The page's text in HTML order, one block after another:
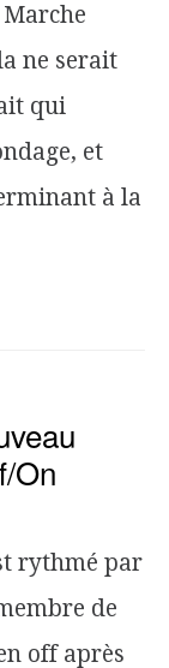
ne serait
qui
et
à la
On
rythmé par
de
off après